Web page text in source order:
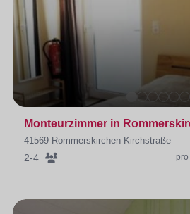
Monteurzimmer in
41569 Rommerskirchen Kirchstraße
2-4 pro